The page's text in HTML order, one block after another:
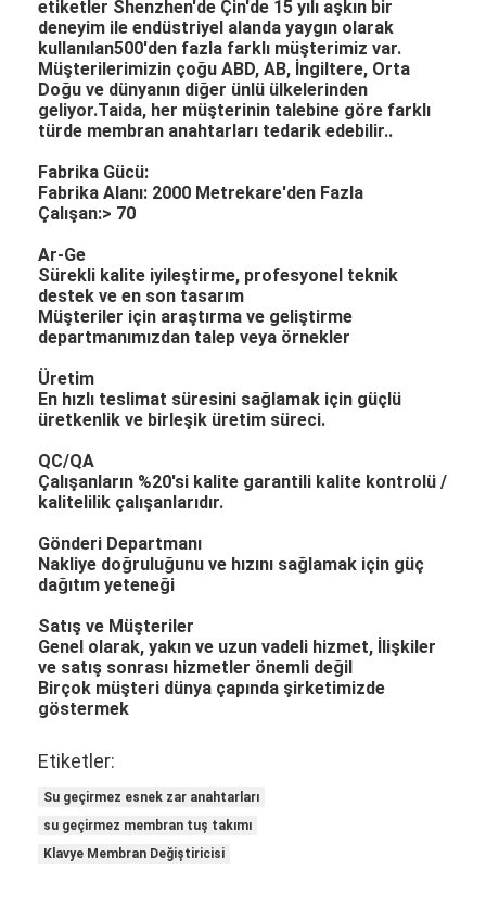
etiketler Shenzhen'de Çin'de 15 yılı aşkın bir
deneyim ile endüstriyel alanda yaygın olarak
kullanılan500'den fazla farklı müşterimiz var.
Müşterilerimizin çoğu ABD, AB, İngiltere, Orta
Doğu ve dünyanın diğer ünlü ülkelerinden
geliyor.Taida, her müşterinin talebine göre farklı
türde membran anahtarları tedarik edebilir..
Fabrika Gücü:
Fabrika Alanı: 2000 Metrekare'den Fazla
Çalışan:> 70
Ar-Ge
Sürekli kalite iyileştirme, profesyonel teknik
destek ve en son tasarım
Müşteriler için araştırma ve geliştirme
departmanımızdan talep veya örnekler
Üretim
En hızlı teslimat süresini sağlamak için güçlü
üretkenlik ve birleşik üretim süreci.
QC/QA
Çalışanların %20'si kalite garantili kalite kontrolü /
kalitelilik çalışanlarıdır.
Gönderi Departmanı
Nakliye doğruluğunu ve hızını sağlamak için güç
dağıtım yeteneği
Satış ve Müşteriler
Genel olarak, yakın ve uzun vadeli hizmet, İlişkiler
ve satış sonrası hizmetler önemli değil
Birçok müşteri dünya çapında şirketimizde
göstermek
Etiketler:
Su geçirmez esnek zar anahtarları
su geçirmez membran tuş takımı
Klavye Membran Değiştiricisi